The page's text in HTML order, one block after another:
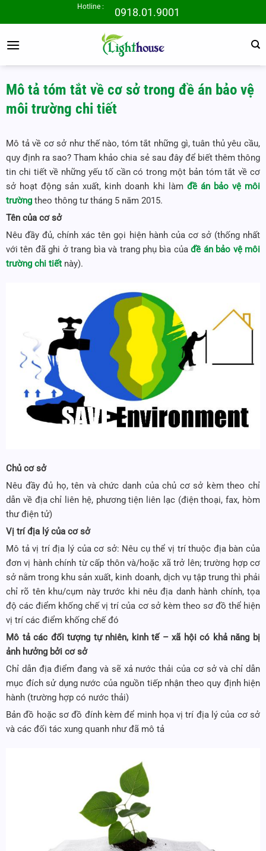
qua
dung
Hotline : 0918.01.9001
Mô tả tóm tắt về cơ sở trong đề án bảo vệ
môi trường chi tiết
Mô tả về cơ sở như thế nào, tóm tắt những gì, tuân thủ yêu cầu,
quy định ra sao? Tham khảo chia sẻ sau đây để biết thêm thông
tin chi tiết về những yếu tố cần có trong một bản tóm tắt về cơ
sở hoạt động sản xuất, kinh doanh khi làm đề án bảo vệ môi
trường theo thông tư tháng 5 năm 2015.
Tên của cơ sở
Nêu đầy đủ, chính xác tên gọi hiện hành của cơ sở (thống nhất
với tên đã ghi ở trang bìa và trang phụ bìa củađề án bảo vệ môi
trường chi tiết này).
Chủ cơ sở
Nêu đầy đủ họ, tên và chức danh của chủ cơ sở kèm theo chỉ
dẫn về địa chỉ liên hệ, phương tiện liên lạc (điện thoại, fax, hòm
thư điện tử)
Vị trí địa lý của cơ sở
Mô tả vị trí địa lý của cơ sở: Nêu cụ thể vị trí thuộc địa bàn của
đơn vị hành chính từ cấp thôn và/hoặc xã trở lên; trường hợp cơ
sở nằm trong khu sản xuất, kinh doanh, dịch vụ tập trung thì phải
chỉ rõ tên khu/cụm này trước khi nêu địa danh hành chính, tọa
độ các điểm khống chế vị trí của cơ sở kèm theo sơ đồ thể hiện
vị trí các điểm khống chế đó
Mô tả các đối tượng tự nhiên, kinh tế – xã hội có khả năng bị
ảnh hưởng bởi cơ sở
Chỉ dẫn địa điểm đang và sẽ xả nước thải của cơ sở và chỉ dẫn
mục đích sử dụng nước của nguồn tiếp nhận theo quy định hiện
hành (trường hợp có nước thải)
Bản đồ hoặc sơ đồ đính kèm để minh họa vị trí địa lý của cơ sở
và các đối tác xung quanh như đã mô tả